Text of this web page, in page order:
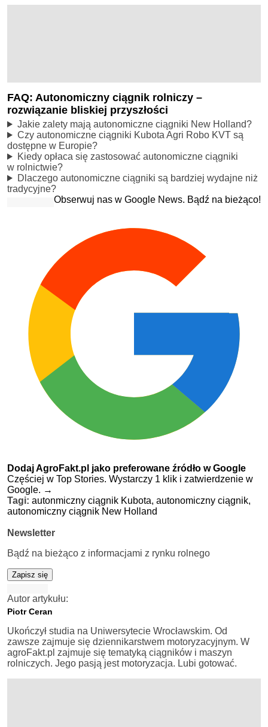
FAQ: Autonomiczny ciągnik rolniczy –
rozwiązanie bliskiej przyszłości
Jakie zalety mają autonomiczne ciągniki New Holland?
Czy autonomiczne ciągniki Kubota Agri Robo KVT są
dostępne w Europie?
Kiedy opłaca się zastosować autonomiczne ciągniki
w rolnictwie?
Dlaczego autonomiczne ciągniki są bardziej wydajne niż
tradycyjne?
Obserwuj nas w Google News. Bądź na bieżąco!
Dodaj AgroFakt.pl jako preferowane źródło w Google
Częściej w Top Stories. Wystarczy 1 klik i zatwierdzenie w
Google. →
Tagi: autonmiczny ciągnik Kubota, autonomiczny ciągnik,
autonomiczny ciągnik New Holland
Newsletter
Bądź na bieżąco z informacjami z rynku rolnego
Zapisz się
Autor artykułu:
Piotr Ceran
Ukończył studia na Uniwersytecie Wrocławskim. Od
zawsze zajmuje się dziennikarstwem motoryzacyjnym. W
agroFakt.pl zajmuje się tematyką ciągników i maszyn
rolniczych. Jego pasją jest motoryzacja. Lubi gotować.